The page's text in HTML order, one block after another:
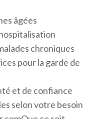
âgées
chroniques
pour la garde de
et de confiance
selon votre besoin